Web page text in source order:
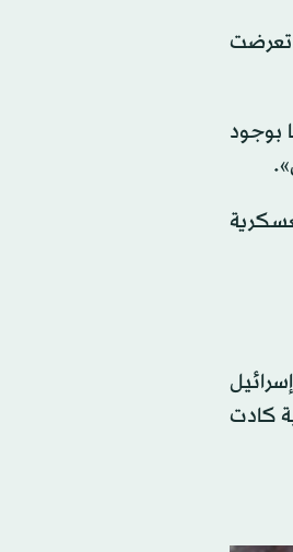
تعرضت
بوجود
كادت